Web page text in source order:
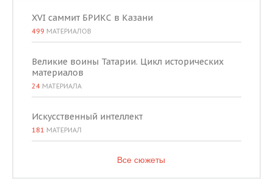
XVI саммит БРИКС в Казани
499 МАТЕРИАЛОВ
Великие воины Татарии. Цикл исторических
материалов
24 МАТЕРИАЛА
Искусственный интеллект
181 МАТЕРИАЛ
Все сюжеты